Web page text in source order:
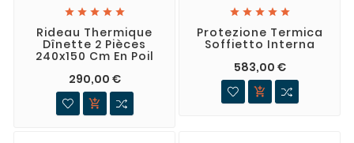
    
Rideau Thermique
Dînette 2 Pièces
240x150 Cm En Poil
290,00 €

    
Protezione Termica
Soffietto Interna
583,00 €
